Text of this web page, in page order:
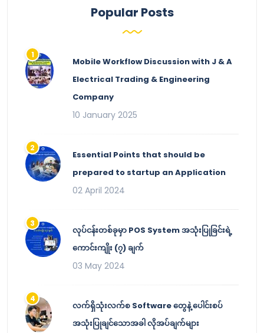
Popular Posts
Mobile Workflow Discussion with J & A
Electrical Trading & Engineering
Company
10 January 2025
Essential Points that should be
prepared to startup an Application
02 April 2024
လုပ်ငန်းတစ်ခုမှာ POS System အသုံးပြုခြင်းရဲ့
ကောင်းကျိုး (၇) ချက်
03 May 2024
လက်ရှိသုံးလက်စ Software တွေနဲ့ ပေါင်းစပ်
အသုံးပြုချင်သောအခါ လိုအပ်ချက်များ